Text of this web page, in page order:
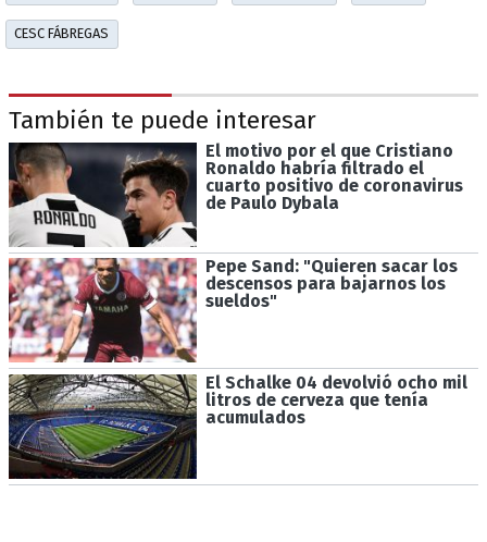
CESC FÁBREGAS
También te puede interesar
El motivo por el que Cristiano
Ronaldo habría filtrado el
cuarto positivo de coronavirus
de Paulo Dybala
Pepe Sand: "Quieren sacar los
descensos para bajarnos los
sueldos"
El Schalke 04 devolvió ocho mil
litros de cerveza que tenía
acumulados